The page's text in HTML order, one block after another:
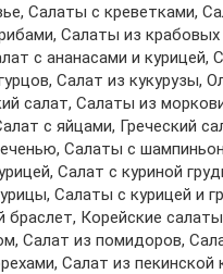
Салаты с креветками,
Салаты из крабовых
с ананасами и курицей,
Салат из кукурузы,
салат, Салаты из
с яйцами, Греческий
Салаты с
Салат с куриной
Салаты с курицей и
браслет, Корейские
Салат из помидоров,
Салат из пекинской